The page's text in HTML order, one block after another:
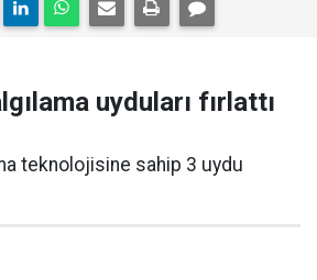
uyduları fırlattı
teknolojisine sahip 3 uydu